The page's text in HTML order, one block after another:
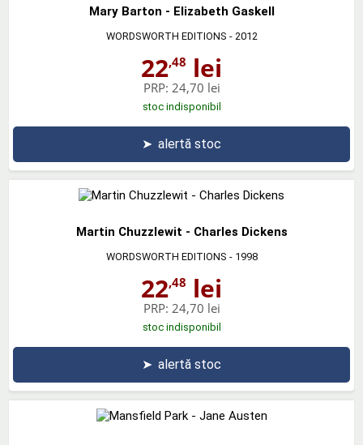
Mary Barton - Elizabeth Gaskell
WORDSWORTH EDITIONS - 2012
22,48 lei
PRP: 24,70 lei
stoc indisponibil
➤ alertă stoc
Martin Chuzzlewit - Charles Dickens
WORDSWORTH EDITIONS - 1998
22,48 lei
PRP: 24,70 lei
stoc indisponibil
➤ alertă stoc